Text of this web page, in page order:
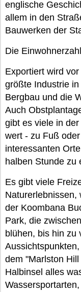
englische
allem in den
Bauwerken der
Die
Exportiert wird
größte Industrie
Bergbau und die
Auch
gibt es viele in
wert - zu Fuß
interessanten
halben Stunde zu
Es gibt viele
Naturerlebnissen,
der Koombana
Park, die
blühen, bis hin zu
dem "Marlston
Halbinsel alles